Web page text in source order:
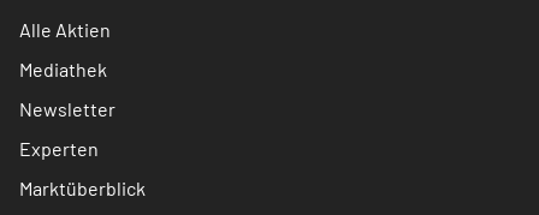
Alle Aktien
Mediathek
Newsletter
Experten
Marktüberblick